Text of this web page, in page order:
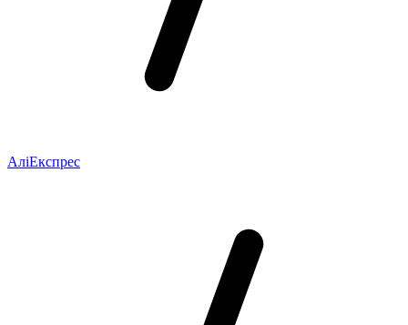
АліЕкспрес